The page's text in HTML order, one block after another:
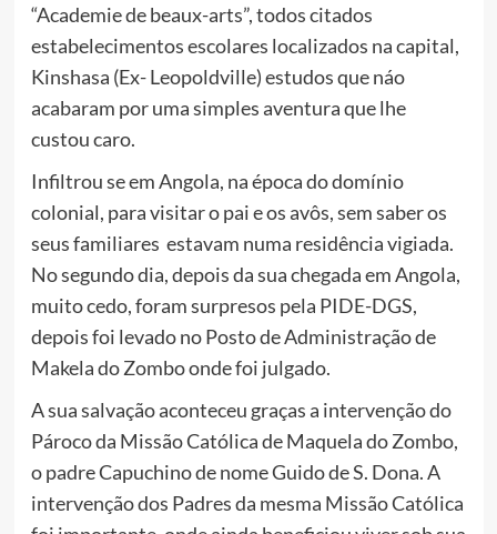
“Academie de beaux-arts”, todos citados
estabelecimentos escolares localizados na capital,
Kinshasa (Ex- Leopoldville) estudos que náo
acabaram por uma simples aventura que lhe
custou caro.
Infiltrou se em Angola, na época do domínio
colonial, para visitar o pai e os avôs, sem saber os
seus familiares estavam numa residência vigiada.
No segundo dia, depois da sua chegada em Angola,
muito cedo, foram surpresos pela PIDE-DGS,
depois foi levado no Posto de Administração de
Makela do Zombo onde foi julgado.
A sua salvação aconteceu graças a intervenção do
Pároco da Missão Católica de Maquela do Zombo,
o padre Capuchino de nome Guido de S. Dona. A
intervenção dos Padres da mesma Missão Católica